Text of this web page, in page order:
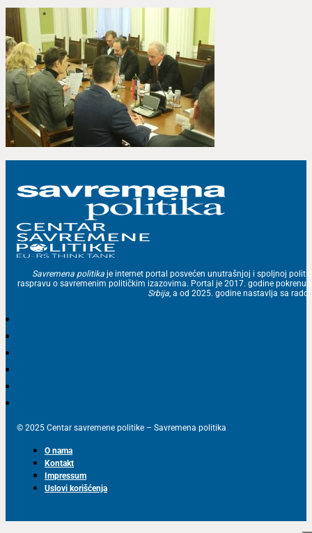
Savremena politika je internet portal posvećen unutrašnjoj i spoljnoj
raspravu o savremenim političkim izazovima. Portal je 2017. godine
Srbija, a od 2025. godine nastavlja sa
© 2025 Centar savremene politike – Savremena politika
O nama
Kontakt
Impressum
Uslovi korišćenja